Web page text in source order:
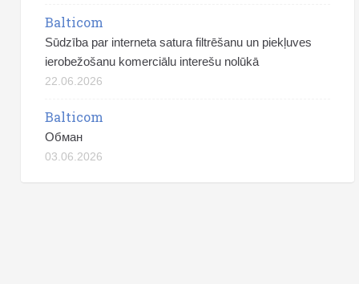
Balticom
Sūdzība par interneta satura filtrēšanu un piekļuves
ierobežošanu komerciālu interešu nolūkā
22.06.2026
Balticom
Обман
03.06.2026